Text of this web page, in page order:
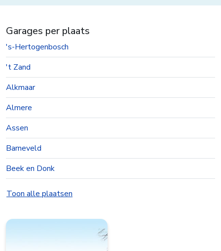
Garages per plaats
's-Hertogenbosch
't Zand
Alkmaar
Almere
Assen
Barneveld
Beek en Donk
Beesd
Toon alle plaatsen